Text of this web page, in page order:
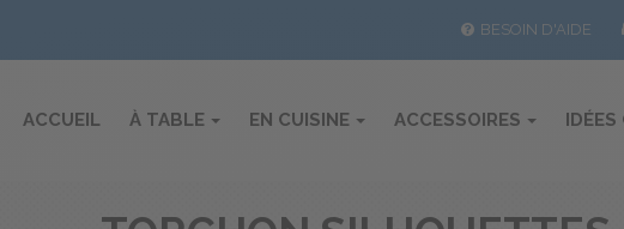
BESOIN D'AIDE
ACCUEIL À TABLE EN CUISINE ACCESSOIRES IDÉES